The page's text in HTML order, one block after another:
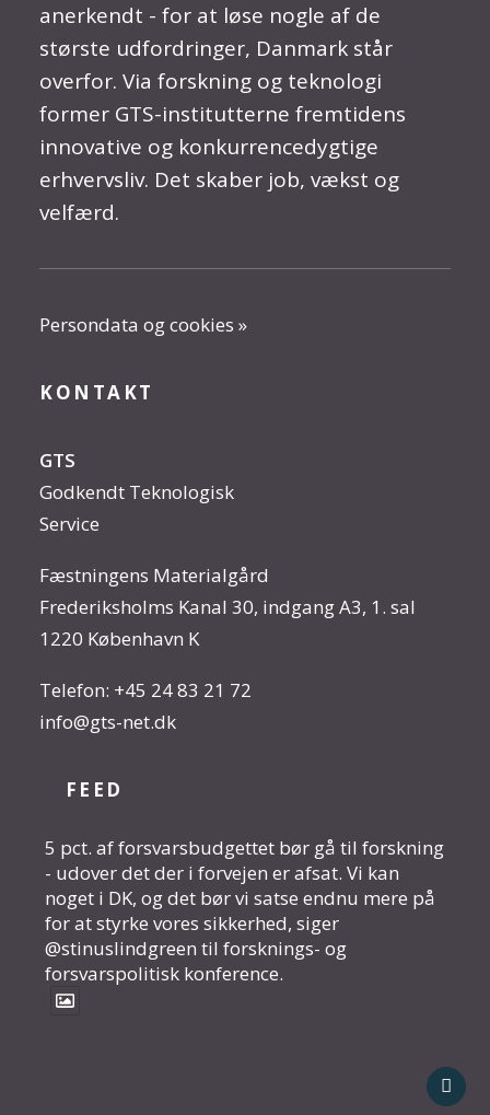
anerkendt - for at løse nogle af de
største udfordringer, Danmark står
overfor. Via forskning og teknologi
former GTS-institutterne fremtidens
innovative og konkurrencedygtige
erhvervsliv. Det skaber job, vækst og
velfærd.
Persondata og cookies »
KONTAKT
GTS
Godkendt Teknologisk
Service
Fæstningens Materialgård
Frederiksholms Kanal 30, indgang A3, 1. sal
1220 København K
Telefon: +45 24 83 21 72
info@gts-net.dk
FEED
5 pct. af forsvarsbudgettet bør gå til forskning
- udover det der i forvejen er afsat. Vi kan
noget i DK, og det bør vi satse endnu mere på
for at styrke vores sikkerhed, siger
@stinuslindgreen til forsknings- og
forsvarspolitisk konference.